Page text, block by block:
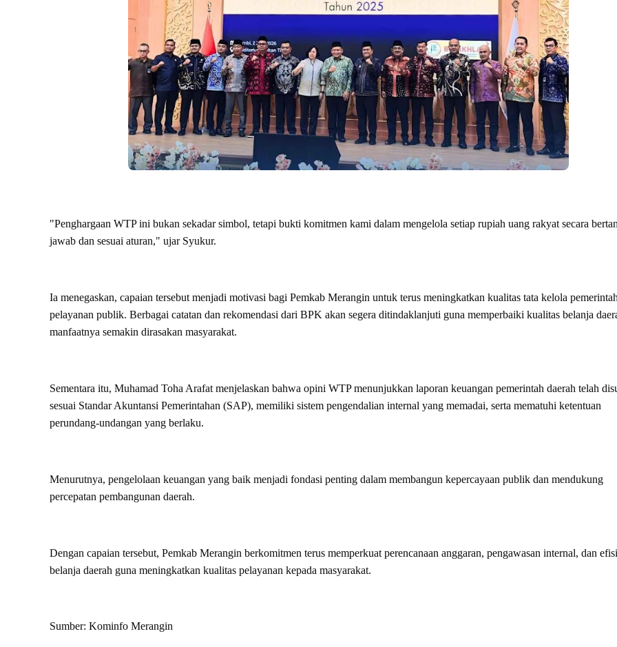
"Penghargaan WTP ini bukan sekadar simbol, tetapi bukti komitmen kami dalam mengelola setiap rupiah uang rakyat secara
jawab dan sesuai aturan," ujar Syukur.
Ia menegaskan, capaian tersebut menjadi motivasi bagi Pemkab Merangin untuk terus meningkatkan kualitas tata kelola
pelayanan publik. Berbagai catatan dan rekomendasi dari BPK akan segera ditindaklanjuti guna memperbaiki kualitas belanja
manfaatnya semakin dirasakan masyarakat.
Sementara itu, Muhamad Toha Arafat menjelaskan bahwa opini WTP menunjukkan laporan keuangan pemerintah daerah telah
sesuai Standar Akuntansi Pemerintahan (SAP), memiliki sistem pengendalian internal yang memadai, serta mematuhi ketentuan
perundang-undangan yang berlaku.
Menurutnya, pengelolaan keuangan yang baik menjadi fondasi penting dalam membangun kepercayaan publik dan mendukung
percepatan pembangunan daerah.
Dengan capaian tersebut, Pemkab Merangin berkomitmen terus memperkuat perencanaan anggaran, pengawasan internal, dan
belanja daerah guna meningkatkan kualitas pelayanan kepada masyarakat.
Sumber: Kominfo Merangin